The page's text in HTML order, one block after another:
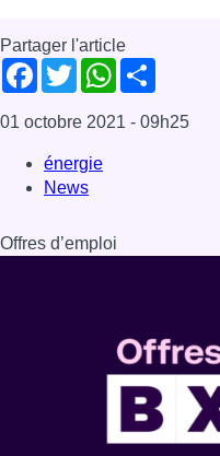
Partager l'article
Facebook
TwitterWhatsApp
01 octobre 2021 - 09h25
énergie
News
Offres d’emploi